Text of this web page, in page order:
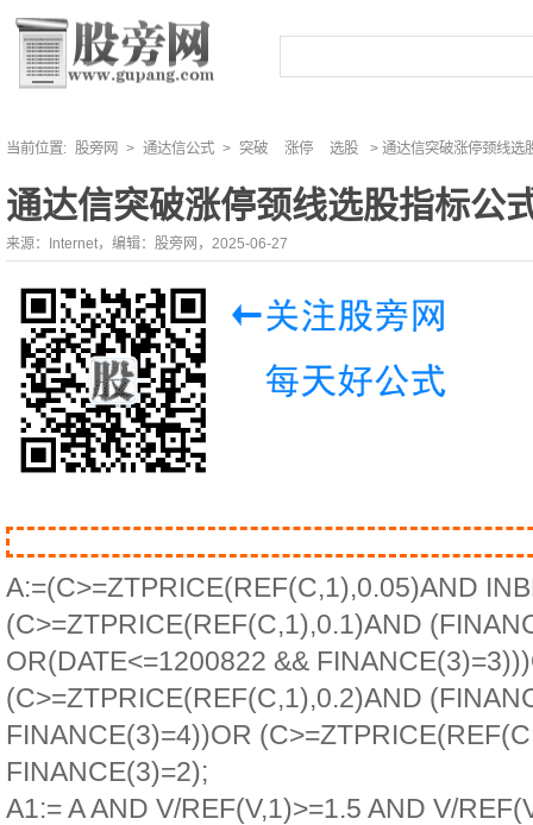
当前位置: 股旁网 > 通达信公式 > 突破 涨停 选股 > 通达信突破涨停颈线选
通达信突破涨停颈线选股指标公
来源：Internet，编辑：股旁网，2025-06-27
A:=(C>=ZTPRICE(REF(C,1),0.05)AND
(C>=ZTPRICE(REF(C,1),0.1)AND
OR(DATE<=1200822 &&
(C>=ZTPRICE(REF(C,1),0.2)AND
FINANCE(3)=4))OR
FINANCE(3)=2);
A1:= A AND V/REF(V,1)>=1.5 AND V/